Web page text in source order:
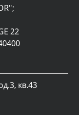
22
кв.43